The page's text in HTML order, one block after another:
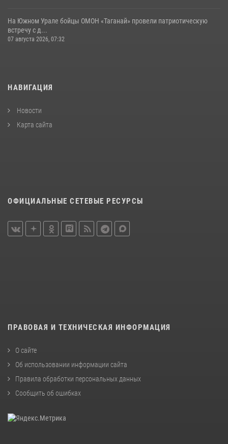
На Южном Урале бойцы ОМОН «Таганай» провели патриотическую
встречу с д...
07 августа 2026, 07:32
НАВИГАЦИЯ
Новости
Карта сайта
ОФИЦИАЛЬНЫЕ СЕТЕВЫЕ РЕСУРСЫ
ПРАВОВАЯ И ТЕХНИЧЕСКАЯ ИНФОРМАЦИЯ
О сайте
Об использовании информации сайта
Правила обработки персональных данных
Сообщить об ошибках